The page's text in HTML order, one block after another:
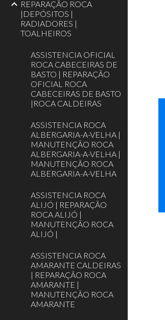
REPARAÇÃO ROCA
|DEPÓSITOS |
RADIADORES |
TOALHEIROS
ASSISTENCIA OFICIAL
ROCA CABECEIRAS DE
BASTO | REPARAÇÃO
OFICIAL ROCA
CABECEIRAS DE BASTO
|ROCA CALDEIRAS
ASSISTENCIA ROCA
ALBERGARIA-A-VELHA |
MANUTENÇÃO ROCA
ALBERGARIA-A-VELHA |
MANUTENÇÃO ROCA
ALBERGARIA-A-VELHA
ASSISTENCIA ROCA
ALIJÓ | REPARAÇÃO
ROCA ALIJÓ |
MANUTENÇÃO ROCA
ALIJÓ |
ASSISTENCIA ROCA
AMARANTE CALDEIRAS
| REPARAÇÃO ROCA
AMARANTE |
MANUTENÇÃO ROCA
AMARANTE